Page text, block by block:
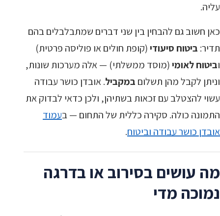
עליה.
כאן חשוב גם להבחין בין שני דברים שמתבלבלים בהם
תדיר: ביטוח סיעודי(קופת חולים או פוליסה פרטית)
וביטוח לאומי(מוסד ממשלתי) — אלה מערכות שונות,
וניתן לקבל מהן תשלום במקביל. אובדן כושר עבודה
עשוי להצטלב עם זכאות בשתיהן, ולכן כדאי לבדוק את
התמונה כולה. סקירה כללית של התחום — בעמוד
אובדן כושר עבודה וביטוח.
מה עושים בסירוב או בדרגה
נמוכה מדי